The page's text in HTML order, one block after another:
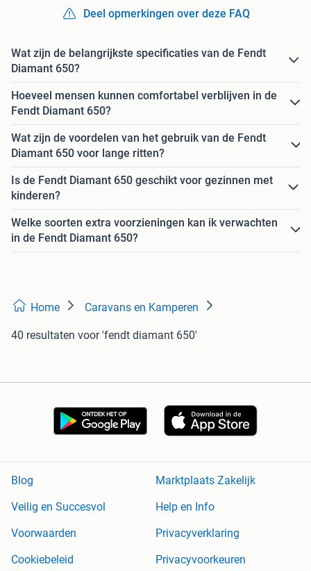
Deel opmerkingen over deze FAQ
Wat zijn de belangrijkste specificaties van de Fendt
Diamant 650?
Hoeveel mensen kunnen comfortabel verblijven in de
Fendt Diamant 650?
Wat zijn de voordelen van het gebruik van de Fendt
Diamant 650 voor lange ritten?
Is de Fendt Diamant 650 geschikt voor gezinnen met
kinderen?
Welke soorten extra voorzieningen kan ik verwachten
in de Fendt Diamant 650?
Home Caravans en Kamperen
40 resultaten voor 'fendt diamant 650'
Blog
Marktplaats Zakelijk
Veilig en Succesvol
Help en Info
Voorwaarden
Privacyverklaring
Cookiebeleid
Privacyvoorkeuren